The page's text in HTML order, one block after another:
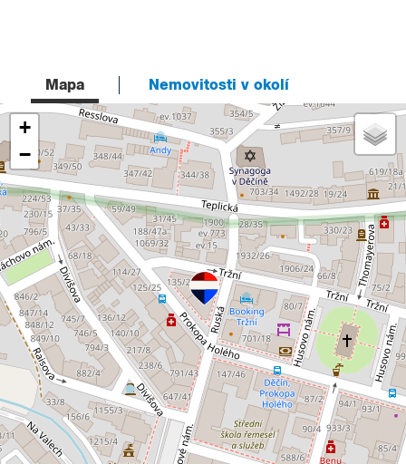
Mapa Nemovitosti v okolí
+
−